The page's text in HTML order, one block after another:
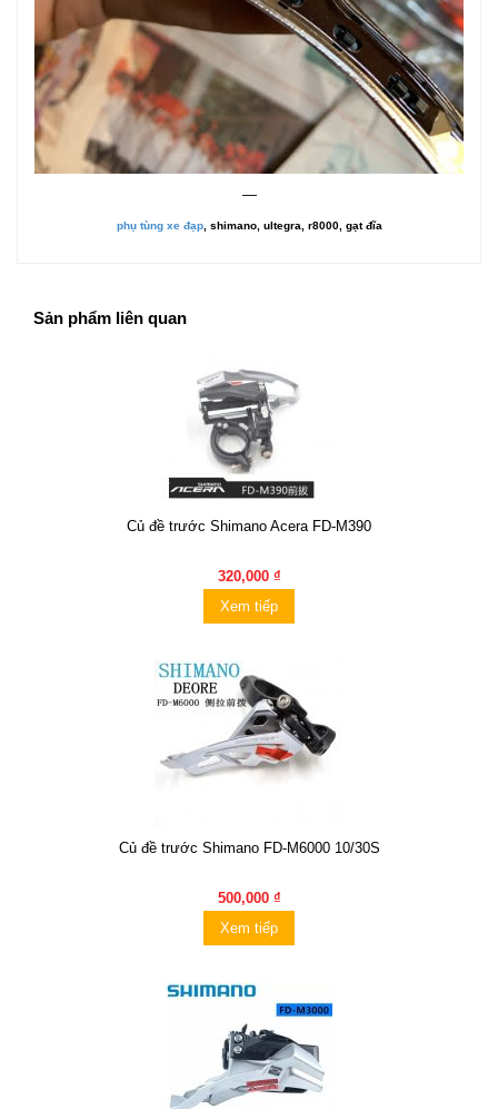
—
phụ tùng xe đạp, shimano, ultegra, r8000, gạt đĩa
Sản phẩm liên quan
Củ đề trước Shimano Acera FD-M390
320,000 ₫
Xem tiếp
Củ đề trước Shimano FD-M6000 10/30S
500,000 ₫
Xem tiếp